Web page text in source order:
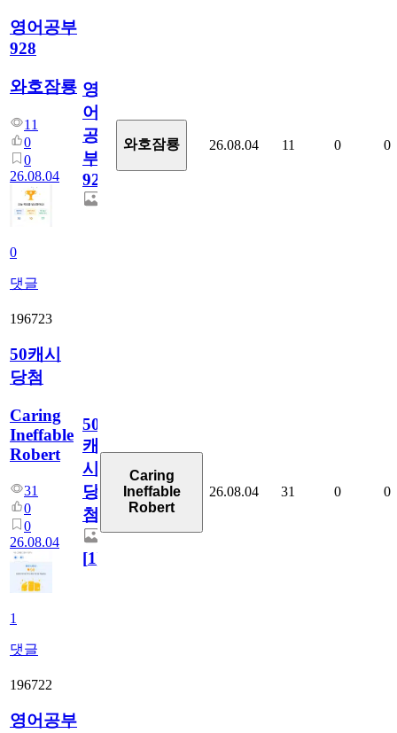
영어공부
928
와호잠룡
11
0
0
26.08.04
0
댓글
영
어
공
부
928
와호잠룡 26.08.04 11 0 0
196723
50캐시
당첨
Caring
Ineffable
Robert
31
0
0
26.08.04
1
댓글
50
캐
시
당
첨
[1]
Caring
Ineffable
Robert
26.08.04 31 0 0
196722
영어공부